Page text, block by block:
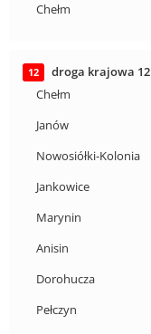
Chełm
12
droga krajowa 12
Chełm
Janów
Nowosiółki-Kolonia
Jankowice
Marynin
Anisin
Dorohucza
Pełczyn